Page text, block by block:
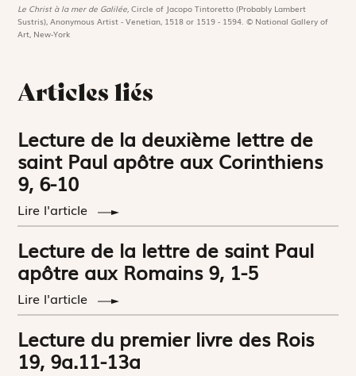
Le Christ à la mer de Galilée,Circle of Jacopo Tintoretto (Probably Lambert
Sustris), Anonymous Artist - Venetian, 1518 or 1519 - 1594. © National Gallery of
Art, New-York
Articles liés
Lecture de la deuxième lettre de
saint Paul apôtre aux Corinthiens
9, 6-10
Lire l'article
Lecture de la lettre de saint Paul
apôtre aux Romains 9, 1-5
Lire l'article
Lecture du premier livre des Rois
19, 9a.11-13a